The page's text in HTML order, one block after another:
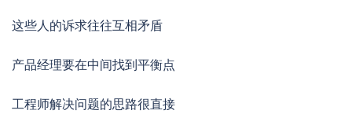
这些人的诉求往往互相矛盾
产品经理要在中间找到平衡点
工程师解决问题的思路很直接